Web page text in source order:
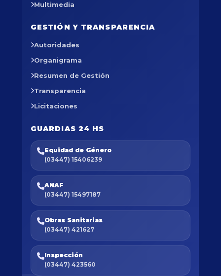
Multimedia
GESTIÓN Y TRANSPARENCIA
Autoridades
Organigrama
Resumen de Gestión
Transparencia
Licitaciones
GUARDIAS 24 HS
Equidad de Género
(03447) 15406239
ANAF
(03447) 15497187
Obras Sanitarias
(03447) 421627
Inspección
(03447) 423560